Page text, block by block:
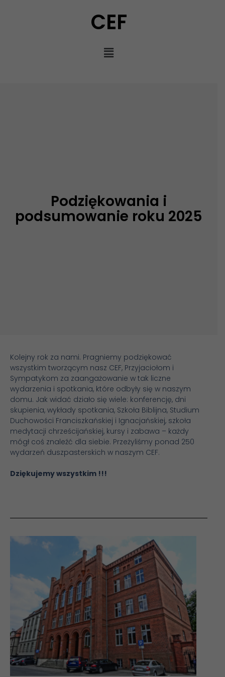
CEF
Podziękowania i
podsumowanie roku 2025
Kolejny rok za nami. Pragniemy podziękować
wszystkim tworzącym nasz CEF, Przyjaciołom i
Sympatykom za zaangażowanie w tak liczne
wydarzenia i spotkania, które odbyły się w naszym
domu. Jak widać działo się wiele: konferencję, dni
skupienia, wykłady spotkania, Szkoła Biblijna, Studium
Duchowości Franciszkańskiej i Ignacjańskiej, szkoła
medytacji chrześcijańskiej, kursy i zabawa – każdy
mógł coś znaleźć dla siebie. Przeżyliśmy ponad 250
wydarzeń duszpasterskich w naszym CEF.
Dziękujemy wszystkim !!!